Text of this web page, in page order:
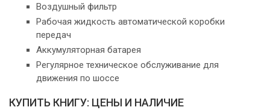
Воздушный фильтр
Рабочая жидкость автоматической коробки
передач
Аккумуляторная батарея
Регулярное техническое обслуживание для
движения по шоссе
КУПИТЬ КНИГУ: ЦЕНЫ И НАЛИЧИЕ